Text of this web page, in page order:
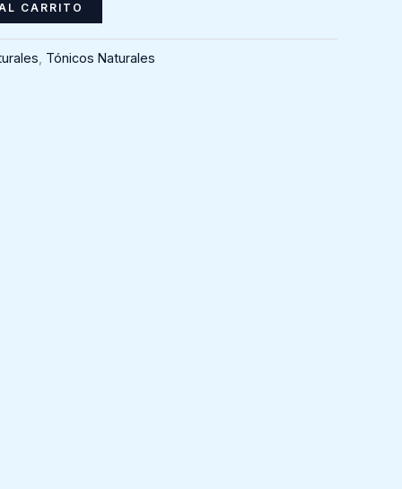
CARRITO
Tónicos Naturales